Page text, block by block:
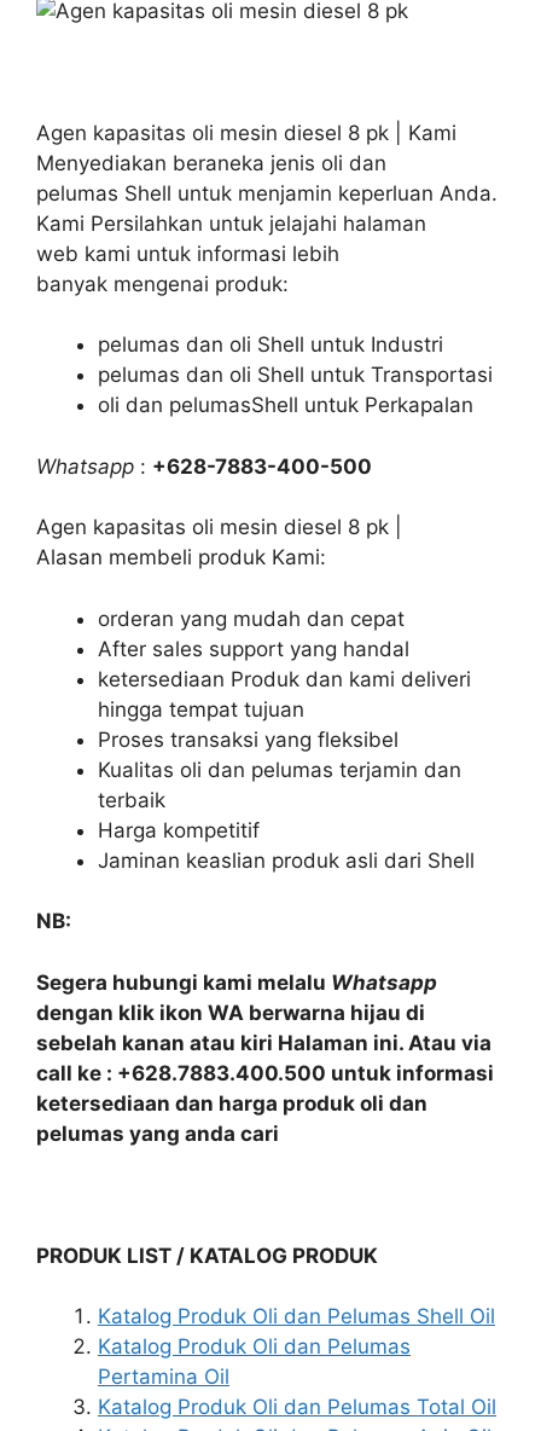
Agen kapasitas oli mesin diesel 8 pk | Kami
Menyediakan beraneka jenis oli dan
pelumas Shell untuk menjamin keperluan Anda.
Kami Persilahkan untuk jelajahi halaman
web kami untuk informasi lebih
banyak mengenai produk:
pelumas dan oli Shell untuk Industri
pelumas dan oli Shell untuk Transportasi
oli dan pelumasShell untuk Perkapalan
Whatsapp : +628-7883-400-500
Agen kapasitas oli mesin diesel 8 pk |
Alasan membeli produk Kami:
orderan yang mudah dan cepat
After sales support yang handal
ketersediaan Produk dan kami deliveri
hingga tempat tujuan
Proses transaksi yang fleksibel
Kualitas oli dan pelumas terjamin dan
terbaik
Harga kompetitif
Jaminan keaslian produk asli dari Shell
NB:
Segera hubungi kami melalu Whatsapp
dengan klik ikon WA berwarna hijau di
sebelah kanan atau kiri Halaman ini. Atau via
call ke : +628.7883.400.500 untuk informasi
ketersediaan dan harga produk oli dan
pelumas yang anda cari
PRODUK LIST / KATALOG PRODUK
Katalog Produk Oli dan Pelumas Shell Oil
Katalog Produk Oli dan Pelumas
Pertamina Oil
Katalog Produk Oli dan Pelumas Total Oil